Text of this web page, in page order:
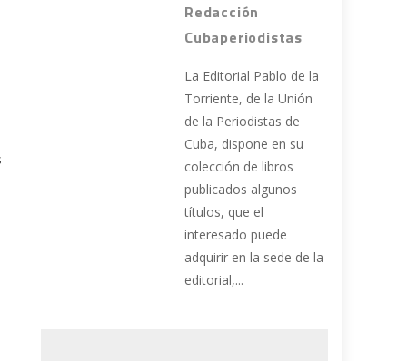
Redacción
Cubaperiodistas
La Editorial Pablo de la
Torriente, de la Unión
de la Periodistas de
Cuba, dispone en su
colección de libros
publicados algunos
títulos, que el
interesado puede
adquirir en la sede de la
editorial,...